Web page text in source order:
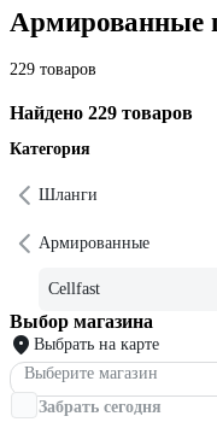
Армированные
229 товаров
Найдено 229 товаров
Категория
Шланги
Армированные
Cellfast
Выбор магазина
Выбрать на карте
Выберите магазин
Забрать сегодня